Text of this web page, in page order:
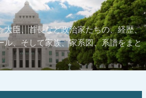
大臣、首長など政治家たちの、経歴、
ル、そして家族、家系図、系譜をまと